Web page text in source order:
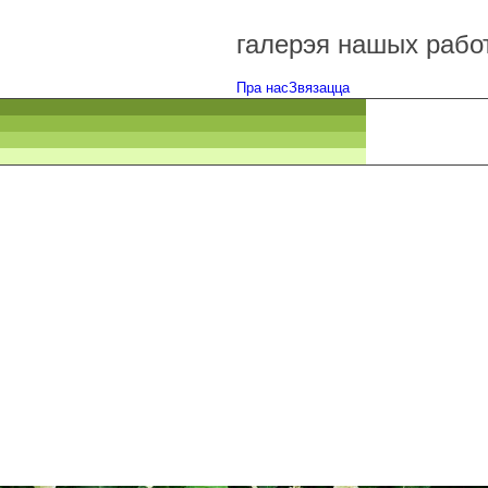
галерэя нашых
Пра насЗвязацца